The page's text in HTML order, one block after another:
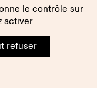
le contrôle sur
activer
refuser